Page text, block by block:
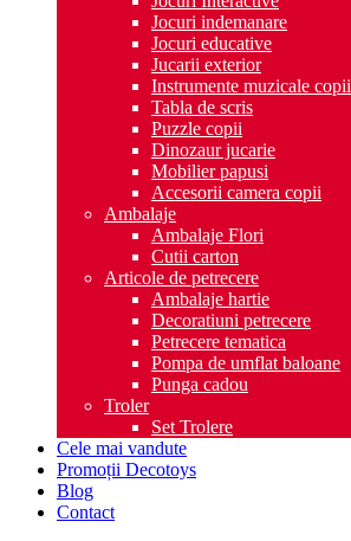
Jocuri indemanare
Jocuri educative
Jucarii exterior
Instrumente muzicale copii
Tabla de scris
Puzzle copii
Dinozaur jucarie
Mobilier papusi
Accesorii camera copii
Ambalaje
Ambalaje Flori
Cutii carton
Articole de petrecere
Ambalaje hartie
Decoratiuni petrecere
Petrecere tematica
Pompa de umflat baloane
Punga cadou
Troler
Set Trolere
Cele mai vandute
Promoții Decotoys
Blog
Contact